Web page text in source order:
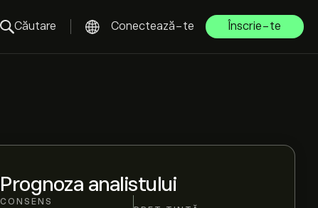
Căutare Conectează-te Înscrie-te
Prognoza analistului
CONSENS